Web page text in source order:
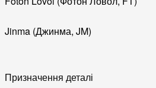
Jinma (Джинма, JM)
Призначення деталі